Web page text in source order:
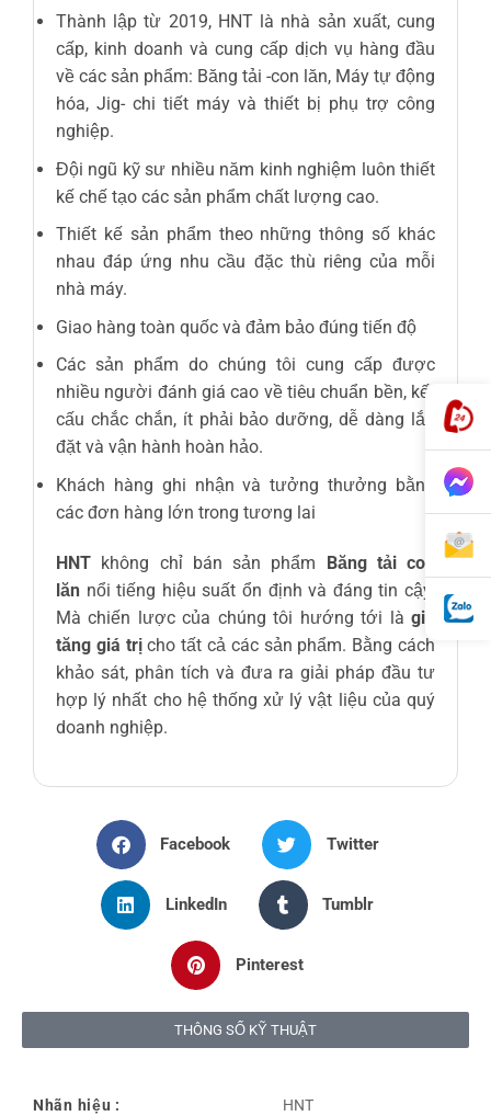
Thành lập từ 2019, HNT là nhà sản xuất, cung
cấp, kinh doanh và cung cấp dịch vụ hàng đầu
về các sản phẩm: Băng tải -con lăn, Máy tự động
hóa, Jig- chi tiết máy và thiết bị phụ trợ công
nghiệp.
Đội ngũ kỹ sư nhiều năm kinh nghiệm luôn thiết
kế chế tạo các sản phẩm chất lượng cao.
Thiết kế sản phẩm theo những thông số khác
nhau đáp ứng nhu cầu đặc thù riêng của mỗi
nhà máy.
Giao hàng toàn quốc và đảm bảo đúng tiến độ
Các sản phẩm do chúng tôi cung cấp được
nhiều người đánh giá cao về tiêu chuẩn bền, kết
cấu chắc chắn, ít phải bảo dưỡng, dễ dàng lắp
đặt và vận hành hoàn hảo.
Khách hàng ghi nhận và tưởng thưởng bằng
các đơn hàng lớn trong tương lai
HNT không chỉ bán sản phẩm Băng tải con
lăn nổi tiếng hiệu suất ổn định và đáng tin cậy.
Mà chiến lược của chúng tôi hướng tới là gia
tăng giá trịcho tất cả các sản phẩm. Bằng cách
khảo sát, phân tích và đưa ra giải pháp đầu tư
hợp lý nhất cho hệ thống xử lý vật liệu của quý
doanh nghiệp.
Facebook Twitter
LinkedIn Tumblr
Pinterest
THÔNG SỐ KỸ THUẬT
Nhãn hiệu : HNT